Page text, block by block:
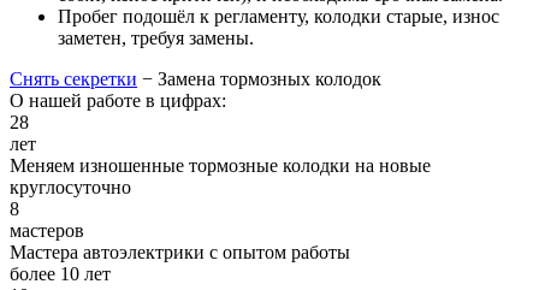
Пробег подошёл к регламенту, колодки старые, износ
заметен, требуя замены.
Снять секретки − Замена тормозных колодок
О нашей работе в цифрах:
28
лет
Меняем изношенные тормозные колодки на новые
круглосуточно
8
мастеров
Мастера автоэлектрики с опытом работы
более 10 лет